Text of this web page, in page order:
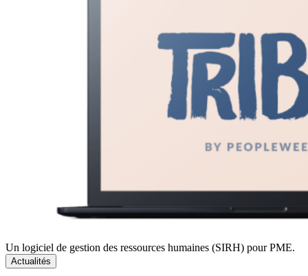
Un logiciel de gestion des ressources humaines (SIRH) pour PME.
Actualités